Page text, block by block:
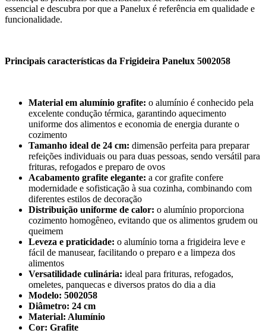
essencial e descubra por que a Panelux é referência em qualidade e
funcionalidade.
Principais características da Frigideira Panelux 5002058
Material em alumínio grafite: o alumínio é conhecido pela
excelente condução térmica, garantindo aquecimento
uniforme dos alimentos e economia de energia durante o
cozimento
Tamanho ideal de 24 cm: dimensão perfeita para preparar
refeições individuais ou para duas pessoas, sendo versátil para
frituras, refogados e preparo de ovos
Acabamento grafite elegante: a cor grafite confere
modernidade e sofisticação à sua cozinha, combinando com
diferentes estilos de decoração
Distribuição uniforme de calor: o alumínio proporciona
cozimento homogêneo, evitando que os alimentos grudem ou
queimem
Leveza e praticidade: o alumínio torna a frigideira leve e
fácil de manusear, facilitando o preparo e a limpeza dos
alimentos
Versatilidade culinária: ideal para frituras, refogados,
omeletes, panquecas e diversos pratos do dia a dia
Modelo: 5002058
Diâmetro: 24 cm
Material: Alumínio
Cor: Grafite